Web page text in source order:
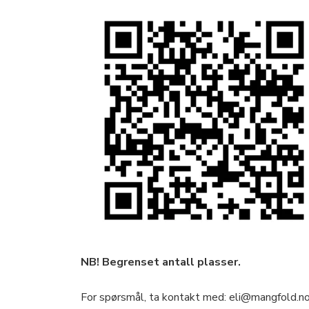
NB! Begrenset antall plasser.
For spørsmål, ta kontakt med: